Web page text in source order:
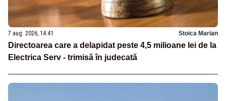
7 aug. 2026, 14:41 Stoica Marian
Directoarea care a delapidat peste 4,5 milioane lei de la
Electrica Serv - trimisă în judecată